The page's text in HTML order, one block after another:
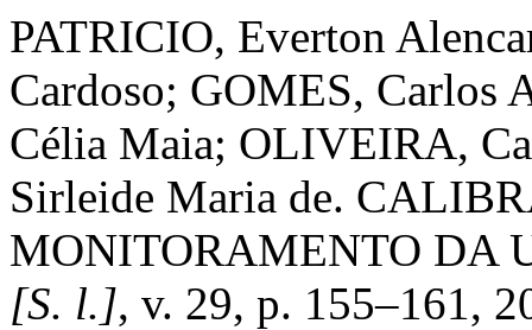
PATRICIO, Everton
Cardoso; GOMES, Carlos
Célia Maia; OLIVEIRA,
Sirleide Maria de.
MONITORAMENTO DA
[S. l.], v. 29, p. 155–161,